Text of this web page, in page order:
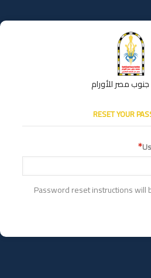
مصر للأورام
RESET YOUR
Password reset instructions will